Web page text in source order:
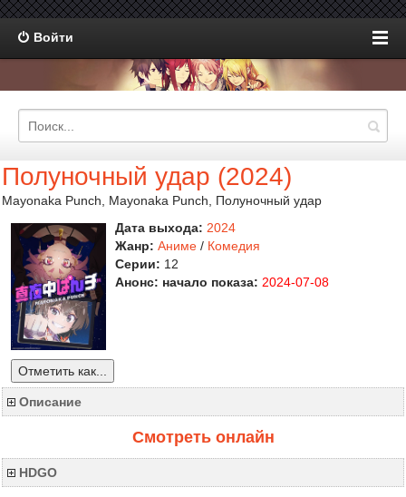
Войти
Полуночный удар (2024)
Mayonaka Punch, Mayonaka Punch, Полуночный удар
Дата выхода: 2024
Жанр: Аниме / Комедия
Серии: 12
Анонс: начало показа: 2024-07-08
Отметить как...
Описание
Смотреть онлайн
HDGO